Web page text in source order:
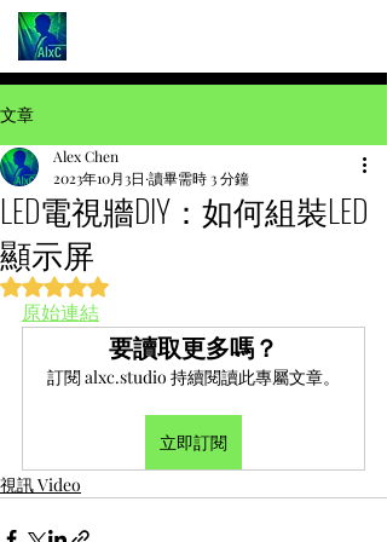
文章
LED電視牆DIY：如何組裝LED
顯示屏
Alex Chen
2023年10月3日 讀畢需時 3 分鐘
評等為 NaN（最高為 5 顆星）。
原始連結
要讀取更多嗎？
訂閱 alxc.studio 持續閱讀此專屬文章。
立即訂閱
視訊 Video